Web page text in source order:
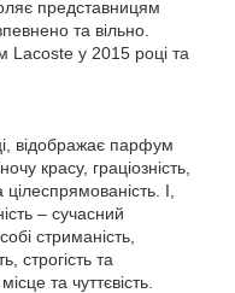
представницям
та вільно.
Lacoste у 2015 році та
відображає парфум
красу, граціозність,
І,
– сучасний
стриманість,
строгість та
та чуттєвість.